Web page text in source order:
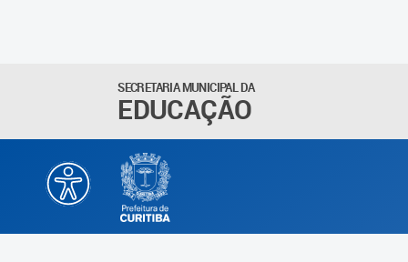
SECRETARIA MUNICIPAL DA
EDUCAÇÃO